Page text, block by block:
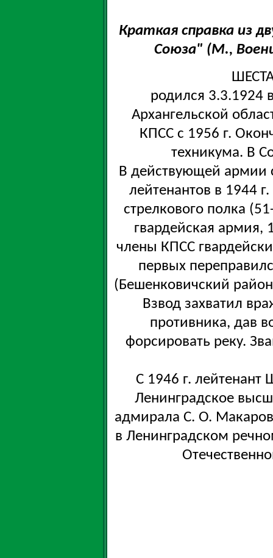
Краткая справка из
Союза" (М.,
родился 3.3.1924
Архангельской
КПСС с 1956 г.
техникума. В
В действующей армии
лейтенантов в 1944
стрелкового полка
гвардейская армия,
члены КПСС
первых
(Бешенковичский
Взвод захватил
противника, дав
форсировать реку.
С 1946 г. лейтенант
Ленинградское
адмирала С. О.
в Ленинградском